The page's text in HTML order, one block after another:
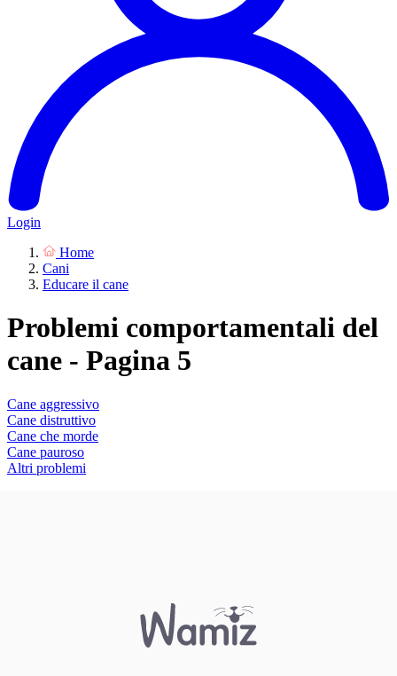
Login
Home
Cani
Educare il cane
Problemi comportamentali del
cane - Pagina 5
Cane aggressivo
Cane distruttivo
Cane che morde
Cane pauroso
Altri problemi